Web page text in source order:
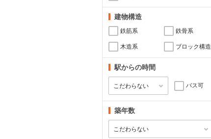
建物構造
鉄筋系 鉄骨系
木造系 ブロック構造
駅からの時間
バス可
築年数